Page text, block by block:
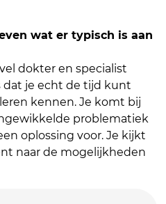
wat er typisch is aan
dokter en specialist
je echt de tijd kunt
kennen. Je komt bij
problematiek
oplossing voor. Je kijkt
naar de mogelijkheden